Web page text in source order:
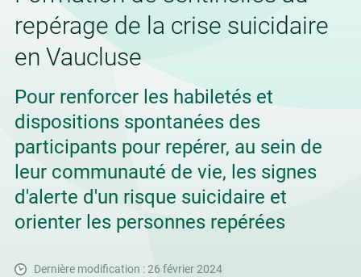
repérage de la crise suicidaire
en Vaucluse
Pour renforcer les habiletés et
dispositions spontanées des
participants pour repérer, au sein de
leur communauté de vie, les signes
d'alerte d'un risque suicidaire et
orienter les personnes repérées
Dernière modification : 26 février 2024